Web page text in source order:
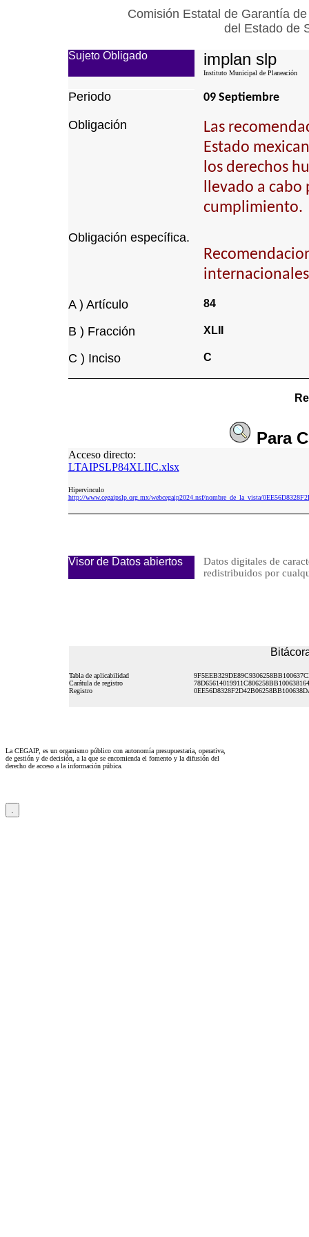
Comisión Estatal de Garantía
del Estado de
Sujeto Obligado implan slp
Instituto Municipal de Planeación
Periodo 09 Septiembre
Obligación
Las
Estado
los derechos
llevado a cabo
cumplimiento.
Obligación específica.
A ) Artículo 84
B ) Fracción XLII
C ) Inciso C
Para
Acceso directo:
LTAIPSLP84XLIIC.xlsx
Hipervinculo
http://www.cegaipslp.org.mx/webcegaip2024.nsf/nombre_de_la_vista/
Visor de Datos abiertos
Datos digitales de
redistribuidos por
Tabla de aplicabilidad
Carátula de registro
78D65614019911C806258BB100638164
Registro
La CEGAIP, es un organismo público con autonomía presupuestaria, operativa,
de gestión y de decisión, a la que se encomienda el fomento y la difusión del
derecho de acceso a la información púbica.